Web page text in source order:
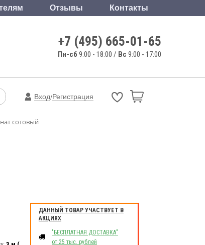
Отзывы Контакты
+7 (495) 665-01-65
Пн-сб 9:00 - 18:00 / Вс 9:00 - 17:00
Вход/Регистрация
сотовый
ДАННЫЙ ТОВАР УЧАСТВУЕТ В
АКЦИЯХ
"БЕСПЛАТНАЯ ДОСТАВКА"
от 25 тыс. рублей